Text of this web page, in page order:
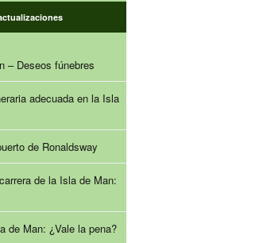
– Deseos fúnebres
adecuada en la Isla
de Ronaldsway
de la Isla de Man:
de Man: ¿Vale la pena?